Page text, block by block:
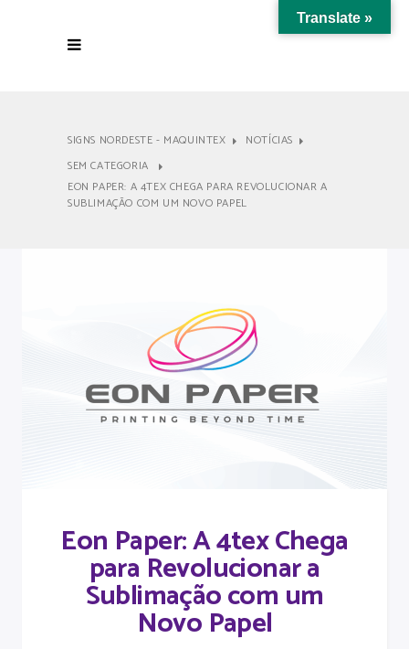
SIGNS NORDESTE - MAQUINTEX
NOTÍCIAS
SEM CATEGORIA
EON PAPER: A 4TEX CHEGA PARA REVOLUCIONAR A
SUBLIMAÇÃO COM UM NOVO PAPEL
Eon Paper: A 4tex Chega
para Revolucionar a
Sublimação com um
Novo Papel
Translate »